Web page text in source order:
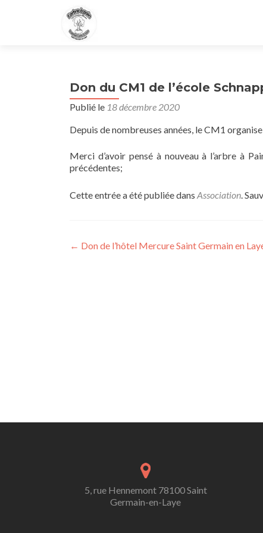
Don du CM1 de l’école
Publié le 18 décembre 2020
Depuis de nombreuses années, le CM1
Merci d’avoir pensé à nouveau à l’arbre à
précédentes;
Cette entrée a été publiée dans Association.
Navigation
← Don de l’hôtel Mercure Saint Germain en
5, rue Hennemont 78100 Saint
Germain-en-Laye